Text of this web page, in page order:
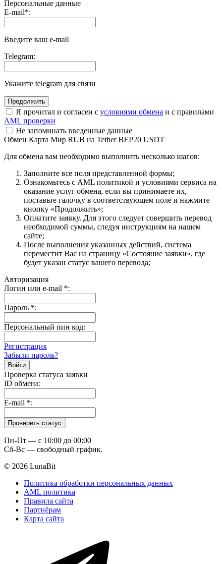
Персональные данные
E-mail*:
Введите ваш e-mail
Telegram:
Укажите telegram для связи
Я прочитал и согласен с условиями обмена и с правилами
AML проверки
Не запоминать введенные данные
Обмен Карта Мир RUB на Tether BEP20 USDT
Для обмена вам необходимо выполнить несколько шагов:
Заполните все поля представленной формы;
Ознакомьтесь с AML политикой и условиями сервиса на
оказание услуг обмена, если вы принимаете их,
поставьте галочку в соответствующем поле и нажмите
кнопку «Продолжить»;
Оплатите заявку. Для этого следует совершить перевод
необходимой суммы, следуя инструкциям на нашем
сайте;
После выполнения указанных действий, система
переместит Вас на страницу «Состояние заявки», где
будет указан статус вашего перевода;
Авторизация
Логин или e-mail *:
Пароль *:
Персональный пин код:
Регистрация
Забыли пароль?
Проверка статуса заявки
ID обмена:
E-mail *:
Пн-Пт — c 10:00 до 00:00
Сб-Вс — свободный график.
© 2026 LunaBit
Политика обработки персональных данных
AML политика
Правила сайта
Партнёрам
Карта сайта